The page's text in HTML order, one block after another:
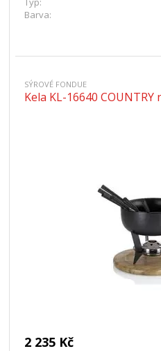
Barva:
SÝROVÉ FONDUE
Kela KL-16640
2 235 Kč